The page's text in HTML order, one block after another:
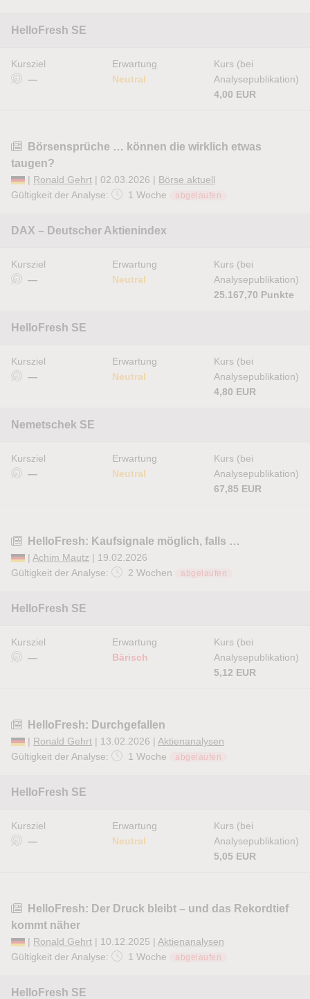
HelloFresh SE
Kursziel
—
Erwartung
Neutral
Kurs (bei
Analysepublikation)
4,00 EUR
Börsensprüche … können die wirklich etwas
taugen?
| Ronald Gehrt | 02.03.2026 | Börse aktuell
Gültigkeit der Analyse:
1 Woche abgelaufen
DAX – Deutscher Aktienindex
Kursziel
—
Erwartung
Neutral
Kurs (bei
Analysepublikation)
25.167,70 Punkte
HelloFresh SE
Kursziel
—
Erwartung
Neutral
Kurs (bei
Analysepublikation)
4,80 EUR
Nemetschek SE
Kursziel
—
Erwartung
Neutral
Kurs (bei
Analysepublikation)
67,85 EUR
HelloFresh: Kaufsignale möglich, falls …
| Achim Mautz | 19.02.2026
Gültigkeit der Analyse:
2 Wochen abgelaufen
HelloFresh SE
Kursziel
—
Erwartung
Bärisch
Kurs (bei
Analysepublikation)
5,12 EUR
HelloFresh: Durchgefallen
| Ronald Gehrt | 13.02.2026 | Aktienanalysen
Gültigkeit der Analyse:
1 Woche abgelaufen
HelloFresh SE
Kursziel
—
Erwartung
Neutral
Kurs (bei
Analysepublikation)
5,05 EUR
HelloFresh: Der Druck bleibt – und das Rekordtief
kommt näher
| Ronald Gehrt | 10.12.2025 | Aktienanalysen
Gültigkeit der Analyse:
1 Woche abgelaufen
HelloFresh SE